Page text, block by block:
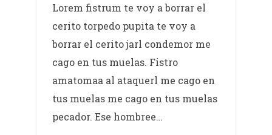
Lorem fistrum te voy a borrar el
cerito torpedo pupita te voy a
borrar el cerito jarl condemor me
cago en tus muelas. Fistro
amatomaa al ataquerl me cago en
tus muelas me cago en tus muelas
pecador. Ese hombree…